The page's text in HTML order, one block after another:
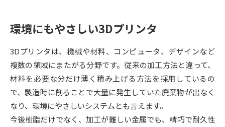
先輩が入学を決めた理由 テレメール全国一斉進学調査
新生活お役立ちガイド
学問発見 学問検索
環境にもやさしい3Dプリンタ
3Dプリンタは、機械や材料、コンピュータ、デザインなど
複数の領域にまたがる分野です。従来の加工方法と違って、
材料を必要な分だけ薄く積み上げる方法を採用しているの
で、製造時に削ることで大量に発生していた廃棄物が出なく
なり、環境にやさしいシステムとも言えます。
今後樹脂だけでなく、加工が難しい金属でも、精巧で耐久性